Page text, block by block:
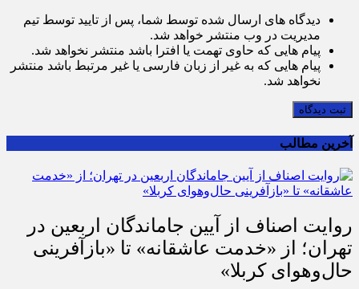
دیدگاه های ارسال شده توسط شما، پس از تایید توسط تیم
مدیریت در وب منتشر خواهد شد.
پیام هایی که حاوی تهمت یا افترا باشد منتشر نخواهد شد.
پیام هایی که به غیر از زبان فارسی یا غیر مرتبط باشد منتشر
نخواهد شد.
ثبت دیدگاه
آخرین مطالب
روایت اصناف از آیین جاماندگان اربعین در
تهران؛ از «خدمت عاشقانه» تا «بازآفرینی
حال‌وهوای کربلا»